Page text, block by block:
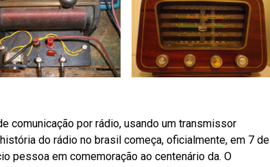
comunicação por rádio, usando um transmissor
do rádio no brasil começa, oficialmente, em 7 de
pessoa em comemoração ao centenário da. O